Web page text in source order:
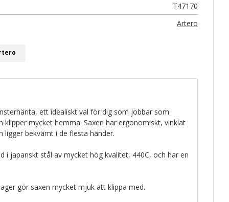
T47170
Artero
ett idealiskt val för dig som jobbar som
klipper mycket hemma. Saxen har ergonomiskt, vinklat
bekvämt i de flesta händer.
i japanskt stål av mycket hög kvalitet, 440C, och har en
gör saxen mycket mjuk att klippa med.